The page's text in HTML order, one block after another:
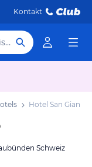
Kontakt
Hotel, Reiseziel
Hotel San Gian
Schweiz